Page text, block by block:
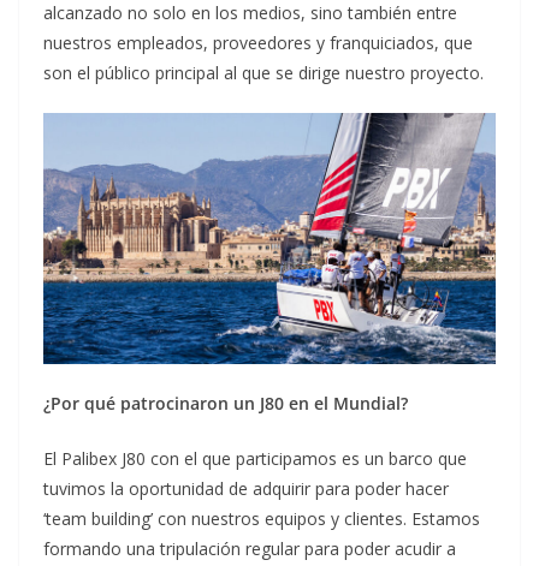
alcanzado no solo en los medios, sino también entre
nuestros empleados, proveedores y franquiciados, que
son el público principal al que se dirige nuestro proyecto.
¿Por qué patrocinaron un J80 en el Mundial?
El Palibex J80 con el que participamos es un barco que
tuvimos la oportunidad de adquirir para poder hacer
‘team building’ con nuestros equipos y clientes. Estamos
formando una tripulación regular para poder acudir a